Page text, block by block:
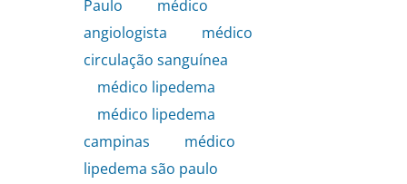
Paulo
médico
angiologista
médico
circulação sanguínea
médico lipedema
médico lipedema
campinas
médico
lipedema são paulo